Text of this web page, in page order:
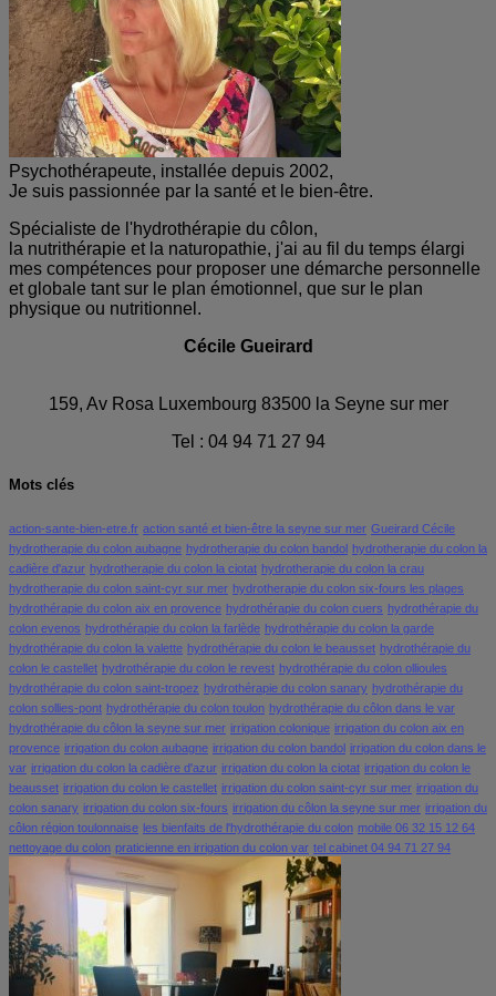
Psychothérapeute, installée depuis 2002,
Je suis passionnée par la santé et le bien-être.
Spécialiste de l'hydrothérapie du côlon,
la nutrithérapie et la naturopathie, j'ai au fil du temps élargi
mes compétences pour proposer une démarche personnelle
et globale tant sur le plan émotionnel, que sur le plan
physique ou nutritionnel.
Cécile Gueirard
159, Av Rosa Luxembourg 83500 la Seyne sur mer
Tel : 04 94 71 27 94
Mots clés
action-sante-bien-etre.fr action santé et bien-être la seyne sur mer Gueirard Cécile
hydrotherapie du colon aubagne hydrotherapie du colon bandol hydrotherapie du colon la
cadière d'azur hydrotherapie du colon la ciotat hydrotherapie du colon la crau
hydrotherapie du colon saint-cyr sur mer hydrotherapie du colon six-fours les plages
hydrothérapie du colon aix en provence hydrothérapie du colon cuers hydrothérapie du
colon evenos hydrothérapie du colon la farlède hydrothérapie du colon la garde
hydrothérapie du colon la valette hydrothérapie du colon le beausset hydrothérapie du
colon le castellet hydrothérapie du colon le revest hydrothérapie du colon ollioules
hydrothérapie du colon saint-tropez hydrothérapie du colon sanary hydrothérapie du
colon sollies-pont hydrothérapie du colon toulon hydrothérapie du côlon dans le var
hydrothérapie du côlon la seyne sur mer irrigation colonique irrigation du colon aix en
provence irrigation du colon aubagne irrigation du colon bandol irrigation du colon dans le
var irrigation du colon la cadière d'azur irrigation du colon la ciotat irrigation du colon le
beausset irrigation du colon le castellet irrigation du colon saint-cyr sur mer irrigation du
colon sanary irrigation du colon six-fours irrigation du côlon la seyne sur mer irrigation du
côlon région toulonnaise les bienfaits de l'hydrothérapie du colon mobile 06 32 15 12 64
nettoyage du colon praticienne en irrigation du colon var tel cabinet 04 94 71 27 94